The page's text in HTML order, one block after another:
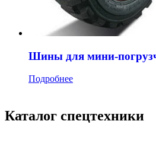
Шины для мини-
Подробнее
Каталог спецтехники